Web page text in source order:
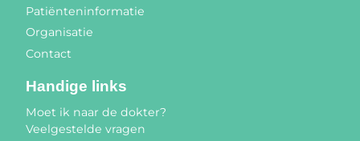
Patiënteninformatie
Organisatie
Contact
Handige links
Moet ik naar de dokter?
Veelgestelde vragen